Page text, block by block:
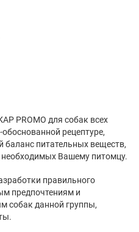
PROMO для собак всех
рецептуре,
питательных веществ,
Вашему питомцу.
правильного
предпочтениям и
собак данной группы,